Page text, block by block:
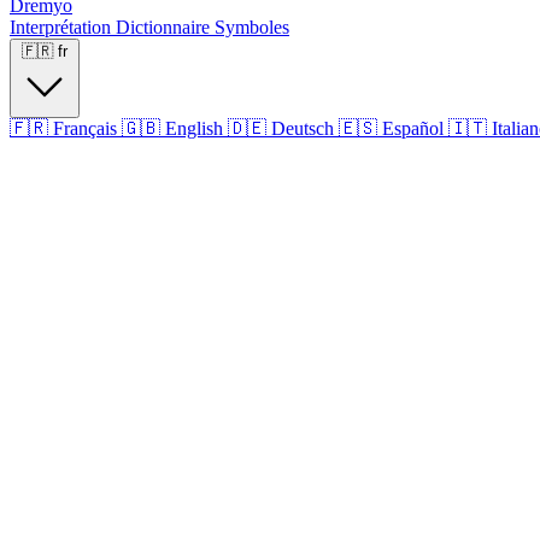
Dremyo
Interprétation Dictionnaire Symboles
🇫🇷 fr
🇫🇷 Français 🇬🇧 English 🇩🇪 Deutsch 🇪🇸 Español 🇮🇹